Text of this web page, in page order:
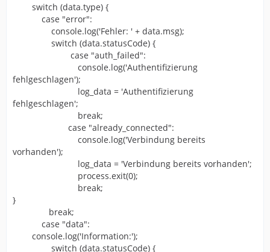
switch (data.type) {
case "error":
console.log('Fehler: ' + data.msg);
switch (data.statusCode) {
case "auth_failed":
console.log('Authentifizierung
fehlgeschlagen');
log_data = 'Authentifizierung
fehlgeschlagen';
break;
case "already_connected":
console.log('Verbindung bereits
vorhanden');
log_data = 'Verbindung bereits vorhanden';
process.exit(0);
break;
}
break;
case "data":
console.log('Information:');
switch (data.statusCode) {